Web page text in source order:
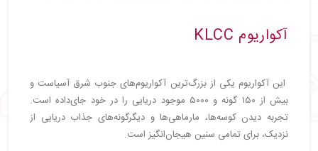
آکواریوم KLCC
این آکواریوم یکی از بزرگ‌ترین آکواریوم‌های جنوب شرق آسیاست و
بیش از ۱۵۰ گونه و ۵۰۰۰ موجود دریایی را در خود جای‌داده است.
تجربه دیدن کوسه‌ها، مارماهی‌ها و دیگرگونه‌های جذاب دریایی از
نزدیک، برای تمامی سنین هیجان‌انگیز است.